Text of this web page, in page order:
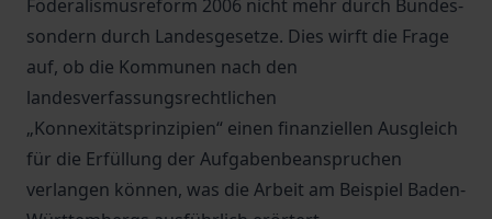
Föderalismusreform 2006 nicht mehr durch Bundes-
sondern durch Landesgesetze. Dies wirft die Frage
auf, ob die Kommunen nach den
landesverfassungsrechtlichen
„Konnexitätsprinzipien“ einen finanziellen Ausgleich
für die Erfüllung der Aufgabenbeanspruchen
verlangen können, was die Arbeit am Beispiel Baden-